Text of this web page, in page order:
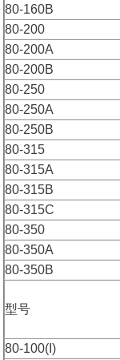
80-160B
80-200
80-200A
80-200B
80-250
80-250A
80-250B
80-315
80-315A
80-315B
80-315C
80-350
80-350A
80-350B
型号
80-100(I)